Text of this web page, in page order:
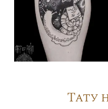
Тату